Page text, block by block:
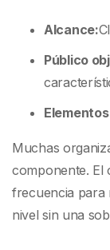
Alcance:
Público
Muchas
componente. El
frecuencia para
nivel sin una